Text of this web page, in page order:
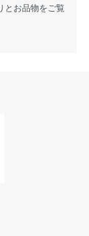
とお品物をご覧